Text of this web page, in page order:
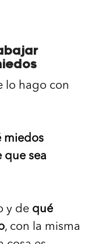
lo hago con
miedos
que sea
y de qué
, con la misma